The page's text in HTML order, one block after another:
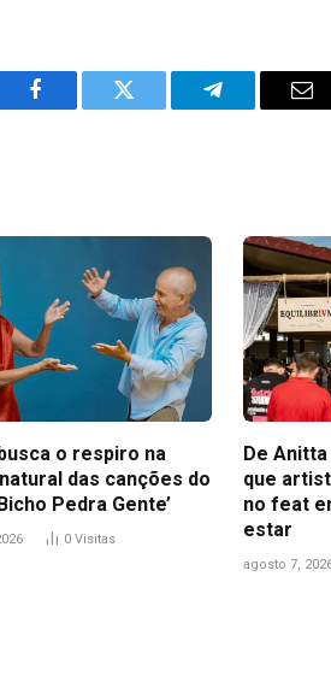
Facebook Twitter Telegram
o respiro na
das canções do
Pedra Gente’
0 Visitas
De
que
no feat
estar
agosto 7,